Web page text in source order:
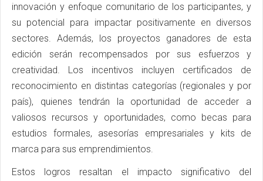
innovación y enfoque comunitario de los participantes, y
su potencial para impactar positivamente en diversos
sectores. Además, los proyectos ganadores de esta
edición serán recompensados por sus esfuerzos y
creatividad. Los incentivos incluyen certificados de
reconocimiento en distintas categorías (regionales y por
país), quienes tendrán la oportunidad de acceder a
valiosos recursos y oportunidades, como becas para
estudios formales, asesorías empresariales y kits de
marca para sus emprendimientos.
Estos logros resaltan el impacto significativo del